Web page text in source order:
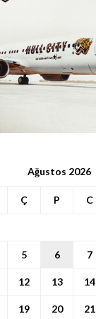
Ağustos 2026
Ç P C
5 6 7
12 13 14
19 20 21